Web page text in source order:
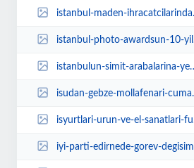
istanbul-maden-ihracatcilarindan-orman-kanunu-yonetmeligine-iptal-davasi-NePi...
istanbul-photo-awardsun-10-yil-sergisi-new-yorkta-acildi-O4as4NXA.webp
istanbulun-simit-arabalarina-yeni-tasarim-NPHDBdES.webp
isudan-gebze-mollafenari-cumakoy-ve-kadili-mahallelerine-yeni-altyapi-yatirim...
isyurtlari-urun-ve-el-sanatlari-fuarina-ziyaretci-akini-DccGF4kQ.webp
iyi-parti-edirnede-gorev-degisimi-U7UdNI9E.webp